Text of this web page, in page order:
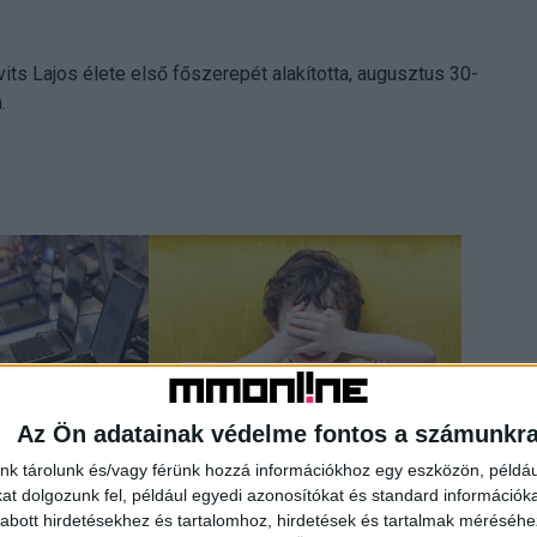
Az Ön adatainak védelme fontos a
tárolunk és/vagy férünk hozzá információkhoz egy eszközön,
dolgozunk fel, például egyedi azonosítókat és standard
hirdetésekhez és tartalomhoz, hirdetések és tartalmak
Lajos élete első főszerepét alakította, augusztus 30-
PC-k iránti
Már nálunk is terjednek a veszélyes
online kihívások